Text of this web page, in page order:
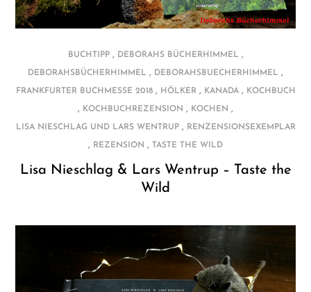
BUCHTIPP, DEBORAHS BÜCHERHIMMEL ,
DEBORAHSBÜCHERHIMMEL , DEBORAHSBUECHERHIMMEL ,
FRANKFURTER BUCHMESSE 2018, HÖLKER, KANADA, KOCHBUCH
, KOCHBUCHREZENSION , KOCHEN ,
LISA NIESCHLAG UND LARS WENTRUP, RENZENSIONSEXEMPLAR
, REZENSION , TASTE THE WILD
Lisa Nieschlag & Lars Wentrup – Taste the
Wild